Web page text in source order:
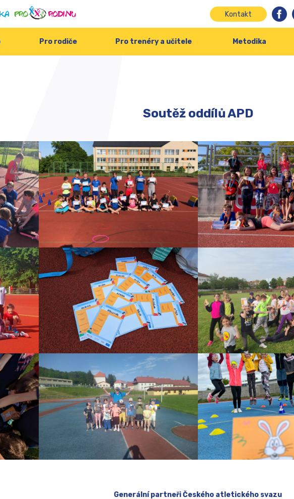
Kontakt
Pro rodiče Pro trenéry a učitele Metodika
Soutěž oddílů APD
Generální partneři Českého atletického svazu